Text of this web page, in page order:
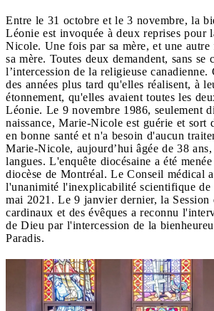
Entre le 31 octobre et le 3 novembre, la
Léonie est invoquée à deux reprises pour
Nicole. Une fois par sa mère, et une autre
sa mère. Toutes deux demandent, sans se
l’intercession de la religieuse canadienne.
des années plus tard qu'elles réalisent, à
étonnement, qu'elles avaient toutes les
Léonie. Le 9 novembre 1986, seulement
naissance, Marie-Nicole est guérie et sort
en bonne santé et n'a besoin d'aucun
Marie-Nicole, aujourd’hui âgée de 38 ans,
langues. L'enquête diocésaine a été
diocèse de Montréal. Le Conseil médical
l'unanimité l'inexplicabilité scientifique de
mai 2021. Le 9 janvier dernier, la Session
cardinaux et des évêques a reconnu
de Dieu par l'intercession de la
Paradis.